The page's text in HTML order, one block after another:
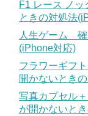
F1 レース ノ
ときの対処法
人生ゲーム 確
(iPhone対応)
フラワーギフ
開かないとき
写真カプセル
が開かないと